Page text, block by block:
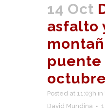
14 Oct
asfalto
puente
octubre
Posted at 11:03h in
David Mundina